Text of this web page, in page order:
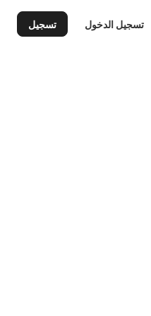
تسجيل الدخول تسجيل